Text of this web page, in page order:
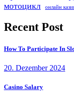
мотоцикл
онлайн
Recent Post
How To Participate In
20. Dezember 2024
Casino Salary